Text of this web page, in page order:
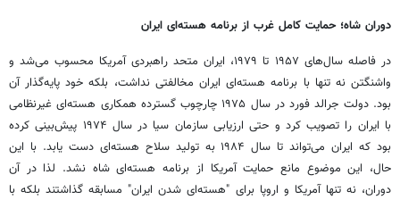
دوران شاه؛ حمایت کامل غرب از برنامه هسته‌ای ایران
در فاصله سال‌های ۱۹۵۷ تا ۱۹۷۹، ایران متحد راهبردی آمریکا محسوب می‌شد و
واشنگتن نه تنها با برنامه هسته‌ای ایران مخالفتی نداشت، بلکه خود پایه‌گذار آن
بود. دولت جرالد فورد در سال ۱۹۷۵ چارچوب گسترده همکاری هسته‌ای غیرنظامی
با ایران را تصویب کرد و حتی ارزیابی سازمان سیا در سال ۱۹۷۴ پیش‌بینی کرده
بود که ایران می‌تواند تا سال ۱۹۸۴ به تولید سلاح هسته‌ای دست یابد. با این
حال، این موضوع مانع حمایت آمریکا از برنامه هسته‌ای شاه نشد. لذا در آن
دوران، نه تنها آمریکا و اروپا برای "هسته‌ای شدن ایران" مسابقه گذاشتند بلکه با